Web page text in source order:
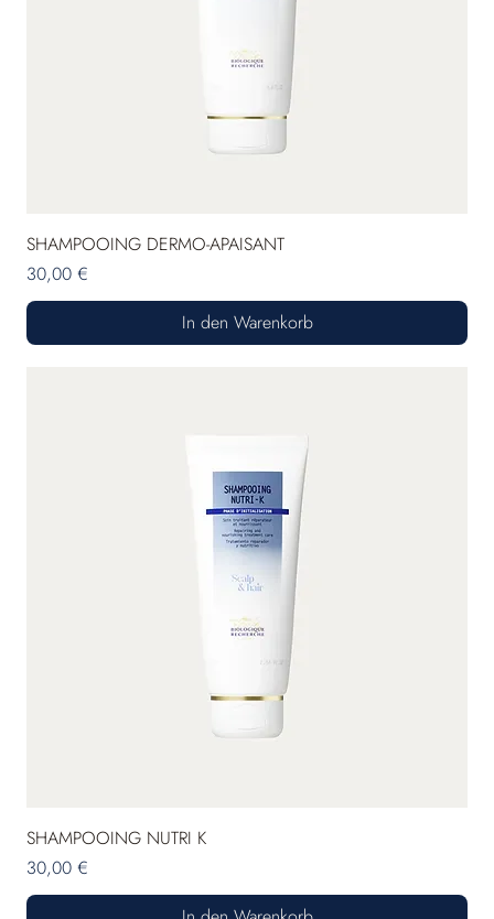
SHAMPOOING DERMO-APAISANT
Preis
30,00 €
In den Warenkorb
SHAMPOOING NUTRI K
Preis
30,00 €